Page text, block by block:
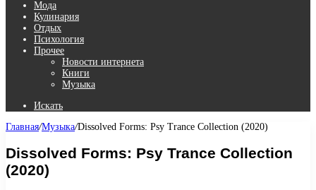
Мода
Кулинария
Отдых
Психология
Прочее
Новости интернета
Книги
Музыка
Искать
Главная/Музыка/Dissolved Forms: Psy Trance Collection (2020)
Dissolved Forms: Psy Trance Collection
(2020)